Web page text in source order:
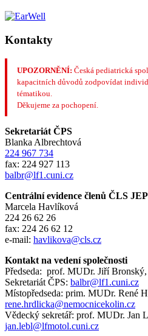
Kontakty
UPOZORNĚNÍ: Česká pediatrická
kapacitních důvodů zodpovídat
tématikou.
Děkujeme za pochopení.
Sekretariát ČPS
Blanka Albrechtová
224 967 734
fax: 224 927 113
balbr@lf1.cuni.cz
Centrální evidence členů ČLS JEP
Marcela Havlíková
224 26 62 26
fax: 224 26 62 12
e-mail: havlikova@cls.cz
Kontakt na vedení společnosti
Předseda: prof. MUDr. Jiří
Sekretariát ČPS: balbr@lf1.cuni.cz
Místopředseda: prim. MUDr. René
rene.hrdlicka@nemocnicekolin.cz
Vědecký sekretář: prof. MUDr. Jan
jan.lebl@lfmotol.cuni.cz